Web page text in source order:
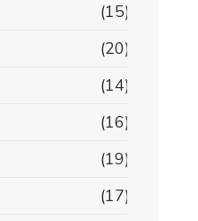
(15)
(20)
(14)
(16)
(19)
(17)